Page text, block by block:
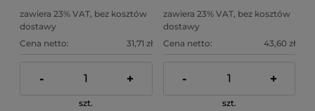
zawiera 23% VAT, bez kosztów
dostawy
Cena netto:
31,71 zł
- +
szt.
zawiera 23% VAT, bez kosztów
dostawy
Cena netto:
43,60 zł
- +
szt.